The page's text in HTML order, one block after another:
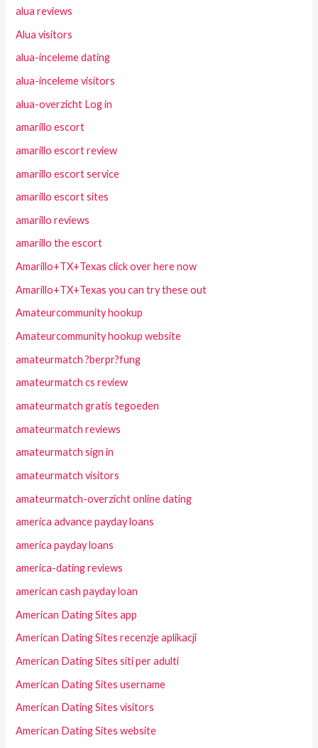
alua reviews
Alua visitors
alua-inceleme dating
alua-inceleme visitors
alua-overzicht Log in
amarillo escort
amarillo escort review
amarillo escort service
amarillo escort sites
amarillo reviews
amarillo the escort
Amarillo+TX+Texas click over here now
Amarillo+TX+Texas you can try these out
Amateurcommunity hookup
Amateurcommunity hookup website
amateurmatch ?berpr?fung
amateurmatch cs review
amateurmatch gratis tegoeden
amateurmatch reviews
amateurmatch sign in
amateurmatch visitors
amateurmatch-overzicht online dating
america advance payday loans
america payday loans
america-dating reviews
american cash payday loan
American Dating Sites app
American Dating Sites recenzje aplikacji
American Dating Sites siti per adulti
American Dating Sites username
American Dating Sites visitors
American Dating Sites website